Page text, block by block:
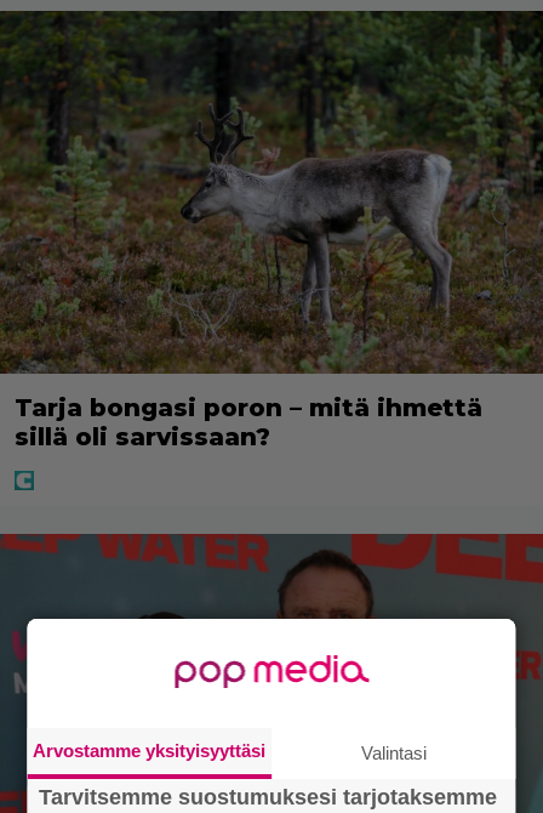
Tarja bongasi poron – mitä ihmettä
sillä oli sarvissaan?
Arvostamme yksityisyyttäsi Valintasi
Tarvitsemme suostumuksesi tarjotaksemme